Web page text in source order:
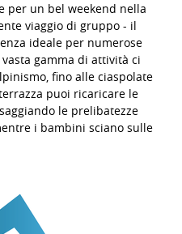
per un bel weekend nella
viaggio di gruppo - il
ideale per numerose
gamma di attività ci
fino alle ciaspolate
puoi ricaricare le
le prelibatezze
i bambini sciano sulle